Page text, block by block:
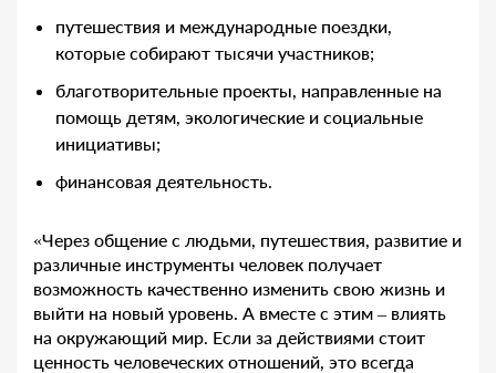
путешествия и международные поездки,
которые собирают тысячи участников;
благотворительные проекты, направленные на
помощь детям, экологические и социальные
инициативы;
финансовая деятельность.
«Через общение с людьми, путешествия, развитие и
различные инструменты человек получает
возможность качественно изменить свою жизнь и
выйти на новый уровень. А вместе с этим – влиять
на окружающий мир. Если за действиями стоит
ценность человеческих отношений, это всегда